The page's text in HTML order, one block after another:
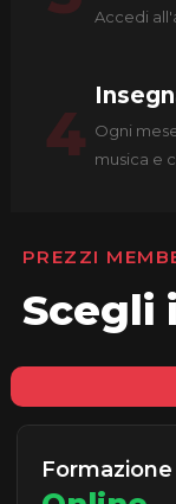
Accedi
4 Ogni
musica e
PREZZI
Scegli
Formazione